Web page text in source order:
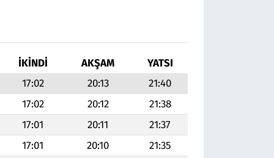
İKINDI AKŞAM
YATSI
17:02
20:13
21:40
17:02
20:12
21:38
17:01
20:11
21:37
17:01
20:10 21:35